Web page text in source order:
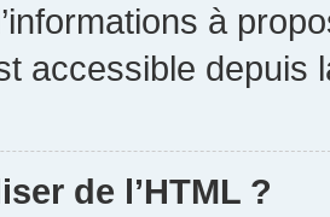
à
accessible depuis
de l’HTML ?